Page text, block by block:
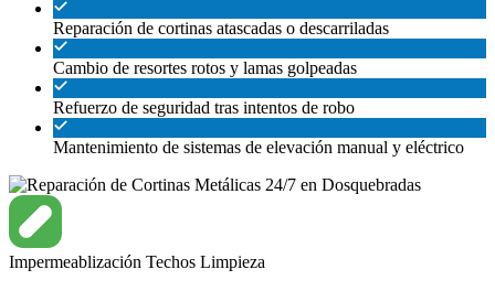
Reparación de cortinas atascadas o descarriladas
Cambio de resortes rotos y lamas golpeadas
Refuerzo de seguridad tras intentos de robo
Mantenimiento de sistemas de elevación manual y eléctrico
Impermeablización Techos Limpieza